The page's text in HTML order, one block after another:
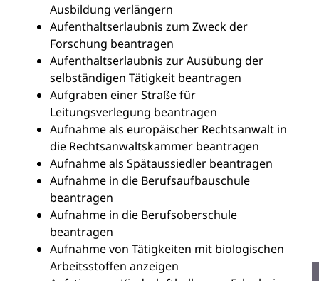
Ausbildung verlängern
Aufenthaltserlaubnis zum Zweck der
Forschung beantragen
Aufenthaltserlaubnis zur Ausübung der
selbständigen Tätigkeit beantragen
Aufgraben einer Straße für
Leitungsverlegung beantragen
Aufnahme als europäischer Rechtsanwalt in
die Rechtsanwaltskammer beantragen
Aufnahme als Spätaussiedler beantragen
Aufnahme in die Berufsaufbauschule
beantragen
Aufnahme in die Berufsoberschule
beantragen
Aufnahme von Tätigkeiten mit biologischen
Arbeitsstoffen anzeigen